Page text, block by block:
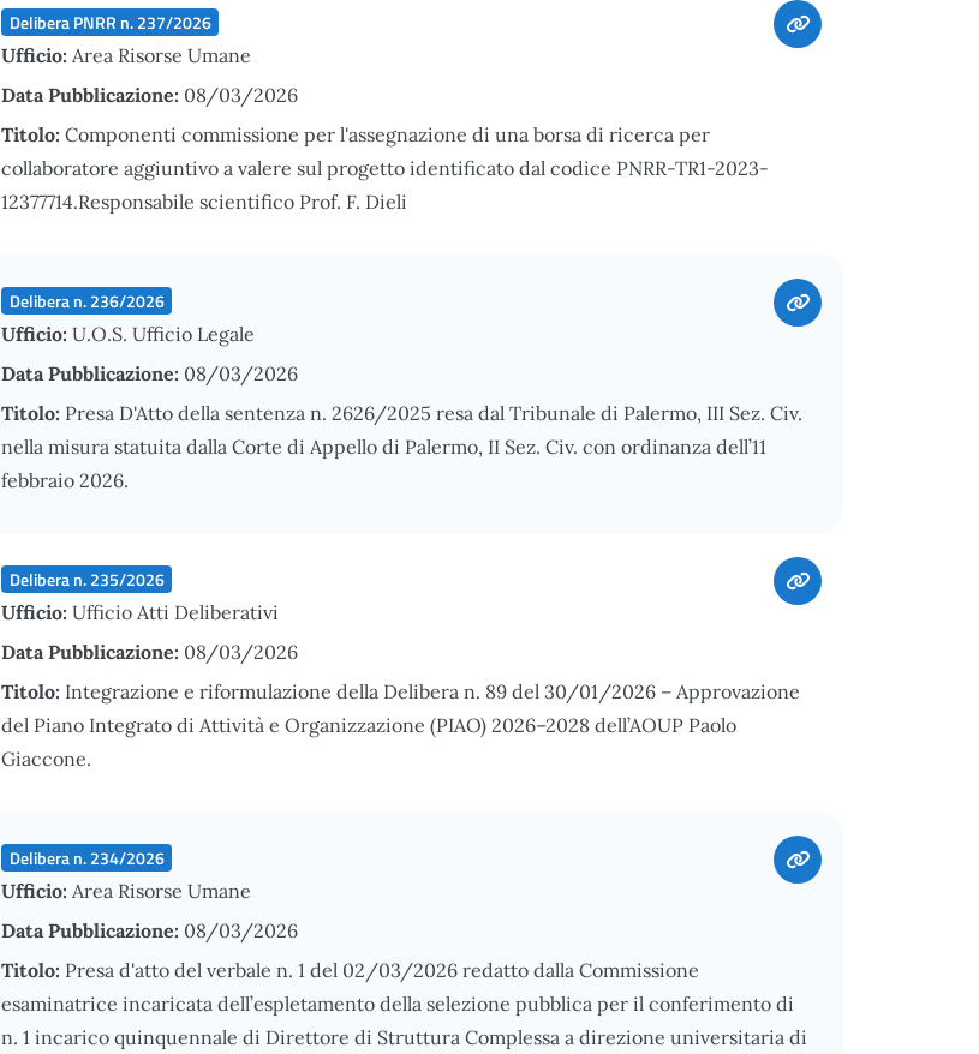
Delibera PNRR n. 237/2026
Ufficio: Area Risorse Umane
Data Pubblicazione: 08/03/2026
Titolo: Componenti commissione per l'assegnazione di una borsa di ricerca per
collaboratore aggiuntivo a valere sul progetto identificato dal codice PNRR-TR1-2023-
12377714.Responsabile scientifico Prof. F. Dieli
Delibera n. 236/2026
Ufficio: U.O.S. Ufficio Legale
Data Pubblicazione: 08/03/2026
Titolo: Presa D'Atto della sentenza n. 2626/2025 resa dal Tribunale di Palermo, III Sez. Civ.
nella misura statuita dalla Corte di Appello di Palermo, II Sez. Civ. con ordinanza dell’11
febbraio 2026.
Delibera n. 235/2026
Ufficio: Ufficio Atti Deliberativi
Data Pubblicazione: 08/03/2026
Titolo: Integrazione e riformulazione della Delibera n. 89 del 30/01/2026 – Approvazione
del Piano Integrato di Attività e Organizzazione (PIAO) 2026–2028 dell’AOUP Paolo
Giaccone.
Delibera n. 234/2026
Ufficio: Area Risorse Umane
Data Pubblicazione: 08/03/2026
Titolo: Presa d'atto del verbale n. 1 del 02/03/2026 redatto dalla Commissione
esaminatrice incaricata dell’espletamento della selezione pubblica per il conferimento di
n. 1 incarico quinquennale di Direttore di Struttura Complessa a direzione universitaria di